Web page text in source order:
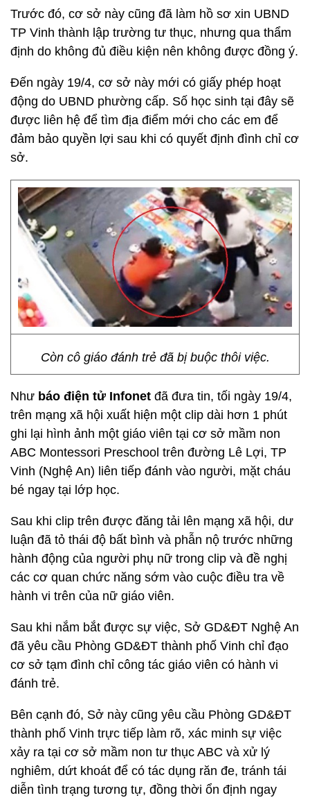
Trước đó, cơ sở này cũng đã làm hồ sơ xin UBND
TP Vinh thành lập trường tư thục, nhưng qua thẩm
định do không đủ điều kiện nên không được đồng ý.
Đến ngày 19/4, cơ sở này mới có giấy phép hoạt
động do UBND phường cấp. Số học sinh tại đây sẽ
được liên hệ để tìm địa điểm mới cho các em để
đảm bảo quyền lợi sau khi có quyết định đình chỉ cơ
sở.
Còn cô giáo đánh trẻ đã bị buộc thôi việc.
Như báo điện tử Infonet đã đưa tin, tối ngày 19/4,
trên mạng xã hội xuất hiện một clip dài hơn 1 phút
ghi lại hình ảnh một giáo viên tại cơ sở mầm non
ABC Montessori Preschool trên đường Lê Lợi, TP
Vinh (Nghệ An) liên tiếp đánh vào người, mặt cháu
bé ngay tại lớp học.
Sau khi clip trên được đăng tải lên mạng xã hội, dư
luận đã tỏ thái độ bất bình và phẫn nộ trước những
hành động của người phụ nữ trong clip và đề nghị
các cơ quan chức năng sớm vào cuộc điều tra về
hành vi trên của nữ giáo viên.
Sau khi nắm bắt được sự việc, Sở GD&ĐT Nghệ An
đã yêu cầu Phòng GD&ĐT thành phố Vinh chỉ đạo
cơ sở tạm đình chỉ công tác giáo viên có hành vi
đánh trẻ.
Bên cạnh đó, Sở này cũng yêu cầu Phòng GD&ĐT
thành phố Vinh trực tiếp làm rõ, xác minh sự việc
xảy ra tại cơ sở mầm non tư thục ABC và xử lý
nghiêm, dứt khoát để có tác dụng răn đe, tránh tái
diễn tình trạng tương tự, đồng thời ổn định ngay